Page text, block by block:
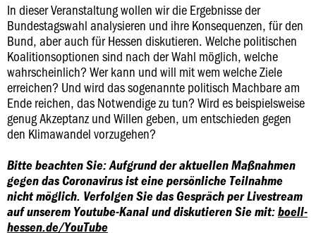
In dieser Veranstaltung wollen wir die Ergebnisse der
Bundestagswahl analysieren und ihre Konsequenzen, für den
Bund, aber auch für Hessen diskutieren. Welche politischen
Koalitionsoptionen sind nach der Wahl möglich, welche
wahrscheinlich? Wer kann und will mit wem welche Ziele
erreichen? Und wird das sogenannte politisch Machbare am
Ende reichen, das Notwendige zu tun? Wird es beispielsweise
genug Akzeptanz und Willen geben, um entschieden gegen
den Klimawandel vorzugehen?
Bitte beachten Sie: Aufgrund der aktuellen Maßnahmen
gegen das Coronavirus ist eine persönliche Teilnahme
nicht möglich. Verfolgen Sie das Gespräch per Livestream
auf unserem Youtube-Kanal und diskutieren Sie mit:boell-
hessen.de/YouTube